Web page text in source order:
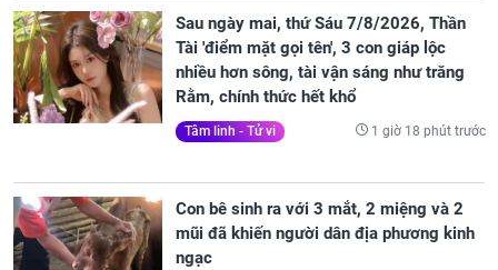
Sau ngày mai, thứ Sáu 7/8/2026, Thần
Tài 'điểm mặt gọi tên', 3 con giáp lộc
nhiều hơn sông, tài vận sáng như trăng
Rằm, chính thức hết khổ
Tâm linh - Tử vi 1 giờ 18 phút trước
Con bê sinh ra với 3 mắt, 2 miệng và 2
mũi đã khiến người dân địa phương kinh
ngạc